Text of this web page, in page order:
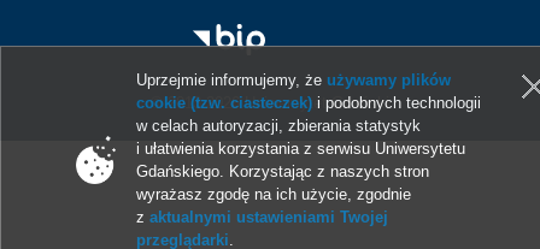
© 2013-2026 Uniwersytet Gdański
Uprzejmie informujemy, że używamy plików
cookie (tzw. ciasteczek) i podobnych technologii
w celach autoryzacji, zbierania statystyk
i ułatwienia korzystania z serwisu Uniwersytetu
Gdańskiego. Korzystając z naszych stron
wyrażasz zgodę na ich użycie, zgodnie
zaktualnymi ustawieniami Twojej
przeglądarki.